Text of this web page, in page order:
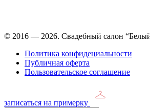
© 2016 — 2026. Свадебный салон
Политика конфидециальности
Публичная оферта
Пользовательское соглашение
записаться на примерку